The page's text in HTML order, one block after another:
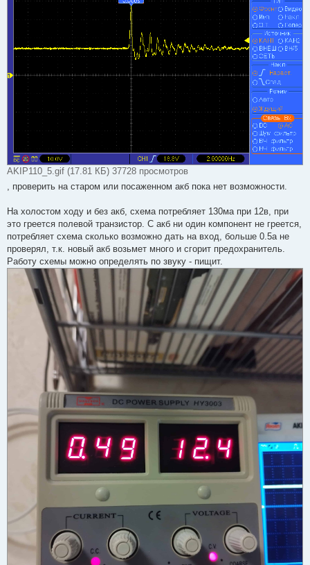
AKIP110_5.gif (17.81 КБ) 37728 просмотров
, проверить на старом или посаженном акб пока нет возможности.
На холостом ходу и без акб, схема потребляет 130ма при 12в, при
это греется полевой транзистор. С акб ни один компонент не греется,
потребляет схема сколько возможно дать на вход, больше 0.5а не
проверял, т.к. новый акб возьмет много и сгорит предохранитель.
Работу схемы можно определять по звуку - пищит.